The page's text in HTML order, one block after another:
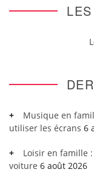
Musique en
utiliser les écrans 6
Loisir en famille
voiture 6 août 2026